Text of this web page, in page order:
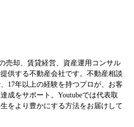
売却、賃貸経営、資産運用コンサル
供する不動産会社です。不動産相談
17年以上の経験を持つプロが、お客
成をサポート。Youtubeでは代表取
をより豊かにする方法をお届けして